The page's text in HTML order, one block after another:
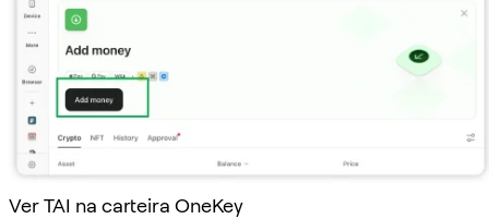
Ver TAI na carteira OneKey